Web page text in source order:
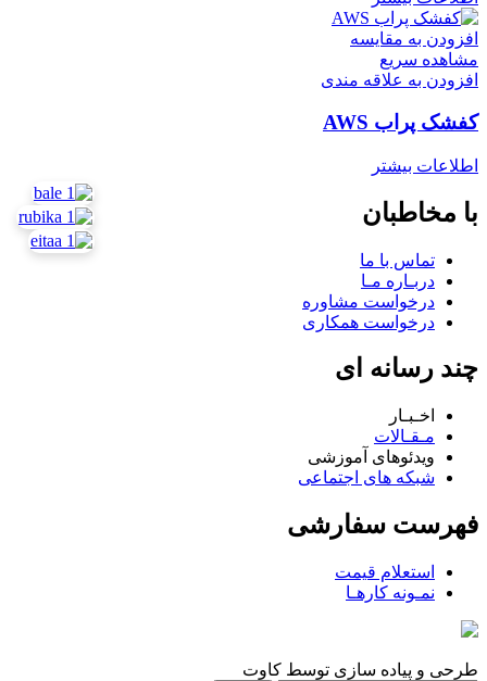
افزودن به مقایسه
مشاهده سریع
افزودن به علاقه مندی
کفشک پراب AWS
اطلاعات بیشتر
با مخاطبان
تماس با ما
دربـاره مـا
درخواست مشاوره
درخواست همکاری
چند رسانه ای
اخـبـار
مـقـالات
ویدئوهای آموزشی
شبکه های اجتماعی
فهرست سفارشی
استعلام قیمت
نمـونه کارهـا
طرحی و پیاده سازی توسط کاوت